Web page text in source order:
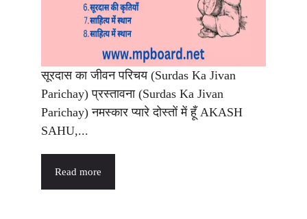
सूरदास का जीवन परिचय (Surdas Ka Jivan
Parichay) प्रस्तावना (Surdas Ka Jivan
Parichay) नमस्कार प्यारे दोस्तों में हूँ AKASH
SAHU,...
Read more